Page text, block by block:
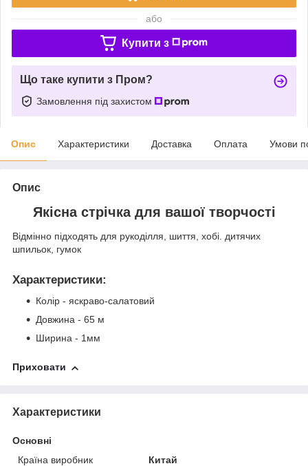
або
Купити з
Що таке купити з Пром?
Замовлення під захистом
Опис Характеристики Доставка Оплата Умови
Опис
Якісна стрічка для вашої творчості
Відмінно підходять для рукоділля, шиття, хобі. дитячих
шпильок, гумок
Характеристики:
Колір - яскраво-салатовий
Довжина - 65 м
Ширина - 1мм
Приховати
Характеристики
Основні
Країна виробник
Китай